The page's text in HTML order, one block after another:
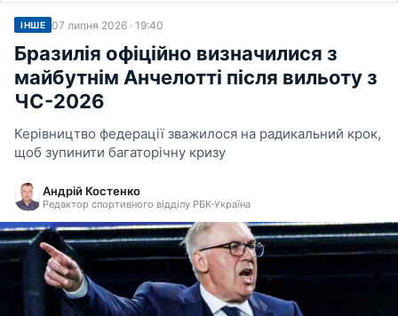
ІНШЕ 07 липня 2026 · 19:40
Бразилія офіційно визначилися з
майбутнім Анчелотті після вильоту з
ЧС-2026
Керівництво федерації зважилося на радикальний крок,
щоб зупинити багаторічну кризу
Андрій Костенко
Редактор спортивного відділу РБК-Україна